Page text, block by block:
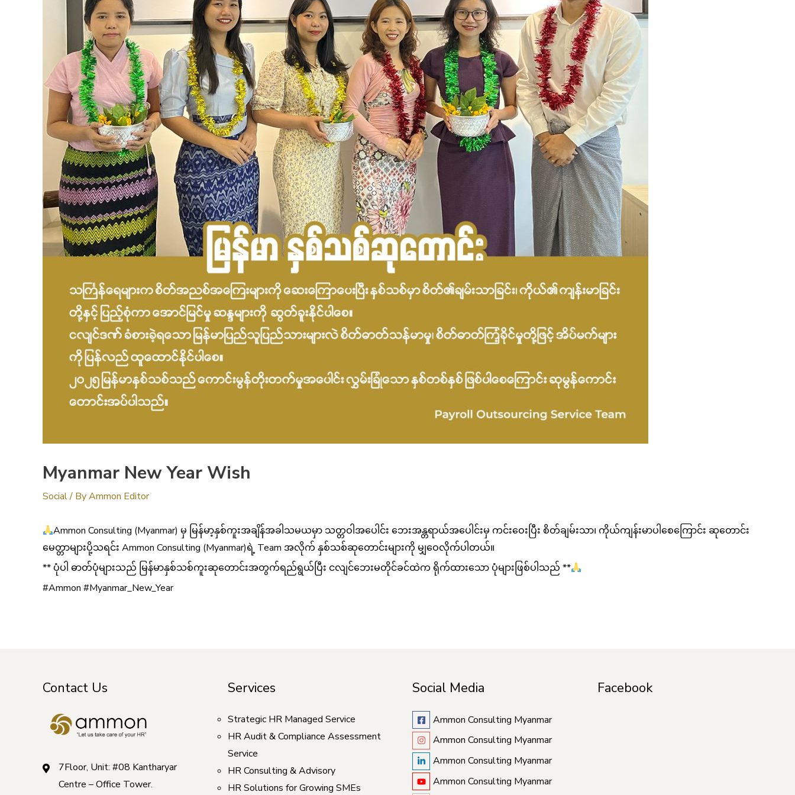
Myanmar New Year Wish
Social/ ByAmmon Editor
Ammon Consulting (Myanmar) မှ မြန်မာ့နှစ်ကူးအချိန်အခါသမယမှာ သတ္တဝါအပေါင်း ဘေးအန္တရာယ်အပေါင်းမှ ကင်းဝေးပြီး စိတ်ချမ်းသာ၊ ကိုယ်ကျန်းမာပါစေကြောင်း ဆုတောင်း
မေတ္တာများပို့သရင်း Ammon Consulting (Myanmar)ရဲ့ Team အလိုက် နှစ်သစ်ဆုတောင်းများကို မျှဝေလိုက်ပါတယ်။
** ပုံပါ ဓာတ်ပုံများသည် မြန်မာနှစ်သစ်ကူးဆုတောင်းအတွက်ရည်ရွယ်ပြီး ငလျင်ဘေးမတိုင်ခင်ထဲက ရိုက်ထားသော ပုံများဖြစ်ပါသည် **
#Ammon #Myanmar_New_Year
Contact Us
7Floor, Unit: #08 Kantharyar
Centre – Office Tower.
Services
Strategic HR Managed Service
HR Audit & Compliance Assessment
Service
HR Consulting & Advisory
HR Solutions for Growing SMEs
Social Media
Ammon Consulting Myanmar
Ammon Consulting Myanmar
Ammon Consulting Myanmar
Ammon Consulting Myanmar
Facebook